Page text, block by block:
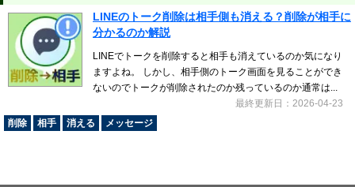
LINEのトーク削除は相手側も消える？削除が相手に
分かるのか解説
LINEでトークを削除すると相手も消えているのか気になり
ますよね。 しかし、相手側のトーク画面を見ることができ
ないのでトークが削除されたのか残っているのか通常は...
最終更新日：2026-04-23
削除
相手 消える メッセージ